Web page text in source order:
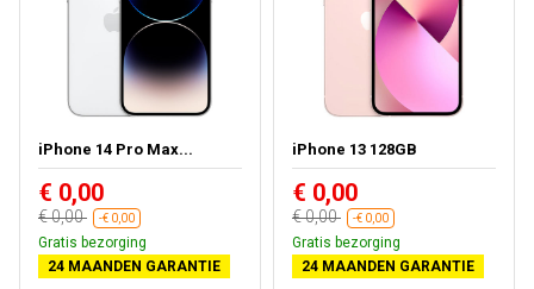
iPhone 14 Pro Max...
€ 0,00
€ 0,00 -€ 0,00
Gratis bezorging
24 MAANDEN GARANTIE
iPhone 13 128GB
€ 0,00
€ 0,00 -€ 0,00
Gratis bezorging
24 MAANDEN GARANTIE